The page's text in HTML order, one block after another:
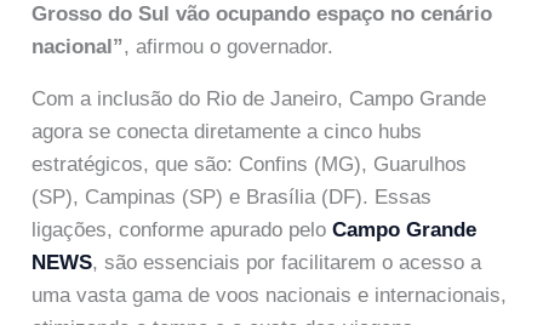
Grosso do Sul vão ocupando espaço no cenário
nacional”, afirmou o governador.
Com a inclusão do Rio de Janeiro, Campo Grande
agora se conecta diretamente a cinco hubs
estratégicos, que são: Confins (MG), Guarulhos
(SP), Campinas (SP) e Brasília (DF). Essas
ligações, conforme apurado peloCampo Grande
NEWS, são essenciais por facilitarem o acesso a
uma vasta gama de voos nacionais e internacionais,